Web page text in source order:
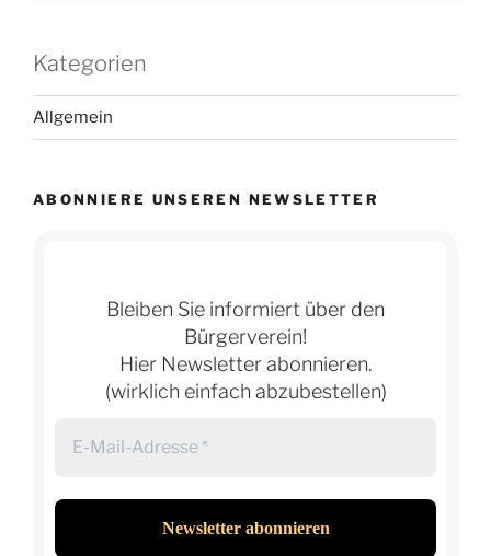
Kategorien
Allgemein
ABONNIERE UNSEREN NEWSLETTER
Bleiben Sie informiert über den
Bürgerverein!
Hier Newsletter abonnieren.
(wirklich einfach abzubestellen)